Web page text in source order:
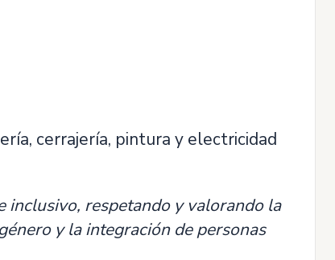
cerrajería, pintura y electricidad
inclusivo, respetando y valorando la
y la integración de personas